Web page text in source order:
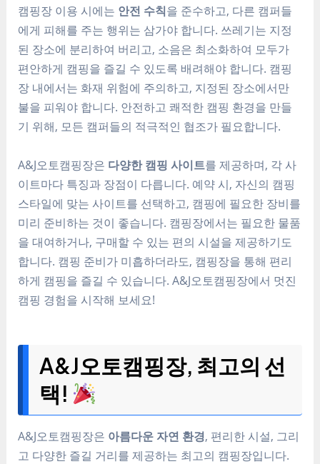
캠핑장 이용 시에는 안전 수칙을 준수하고, 다른 캠퍼들
에게 피해를 주는 행위는 삼가야 합니다. 쓰레기는 지정
된 장소에 분리하여 버리고, 소음은 최소화하여 모두가
편안하게 캠핑을 즐길 수 있도록 배려해야 합니다. 캠핑
장 내에서는 화재 위험에 주의하고, 지정된 장소에서만
불을 피워야 합니다. 안전하고 쾌적한 캠핑 환경을 만들
기 위해, 모든 캠퍼들의 적극적인 협조가 필요합니다.
A&J오토캠핑장은 다양한 캠핑 사이트를 제공하며, 각 사
이트마다 특징과 장점이 다릅니다. 예약 시, 자신의 캠핑
스타일에 맞는 사이트를 선택하고, 캠핑에 필요한 장비를
미리 준비하는 것이 좋습니다. 캠핑장에서는 필요한 물품
을 대여하거나, 구매할 수 있는 편의 시설을 제공하기도
합니다. 캠핑 준비가 미흡하더라도, 캠핑장을 통해 편리
하게 캠핑을 즐길 수 있습니다. A&J오토캠핑장에서 멋진
캠핑 경험을 시작해 보세요!
A&J오토캠핑장, 최고의 선
택!
A&J오토캠핑장은 아름다운 자연 환경, 편리한 시설, 그리
고 다양한 즐길 거리를 제공하는 최고의 캠핑장입니다.